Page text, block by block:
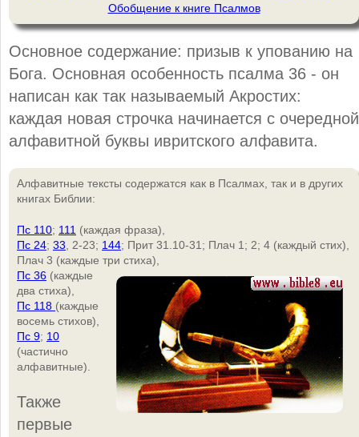
Обобщение к книге Псалмов
Основное содержание: призыв к упованию на
Бога. Основная особенность псалма 36 - он
написан как так называемый Акростих:
каждая новая строчка начинается с очередной
алфавитной буквы ивритского алфавита.
Алфавитные тексты содержатся как в Псалмах, так и в других
книгах Библии:
Пс 110; 111 (каждая фраза),
Пс 24; 33 , 2-23; 144; Прит 31.10-31; Плач 1; 2; 4 (каждый стих),
Плач 3 (каждые три стиха),
Пс 36 (каждые
два стиха),
Пс 118 (каждые
восемь стихов),
Пс 9; 10
(частично
алфавитные).
Также
первые